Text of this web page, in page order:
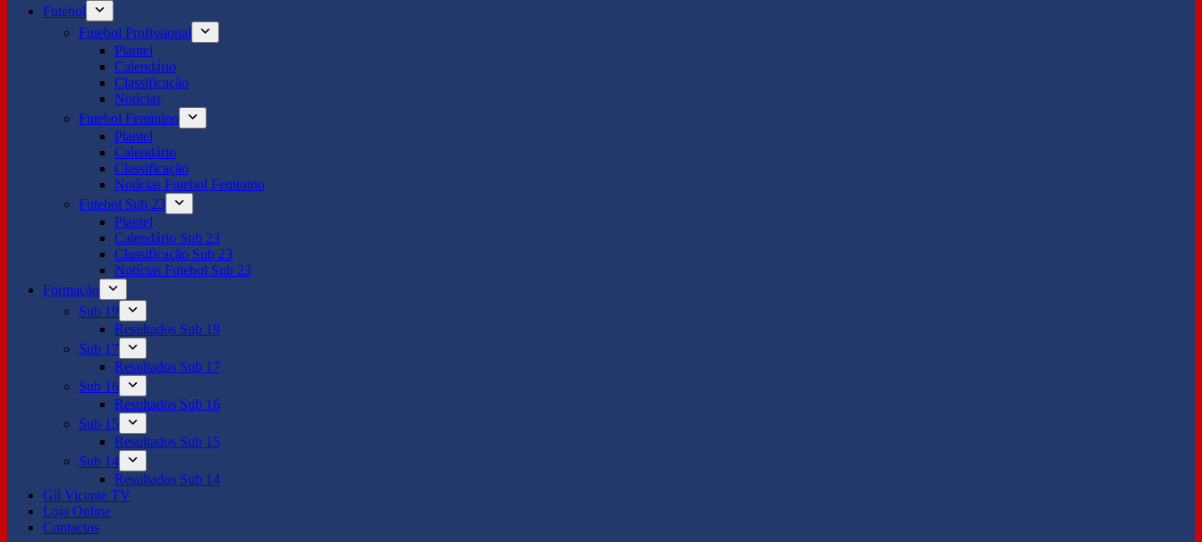
Futebol
Futebol Profissional
Plantel
Calendário
Classificação
Notícias
Futebol Feminino
Plantel
Calendário
Classificação
Notícias Futebol Feminino
Futebol Sub 23
Plantel
Calendário Sub 23
Classificação Sub 23
Notícias Futebol Sub 23
Formação
Sub 19
Resultados Sub 19
Sub 17
Resultados Sub 17
Sub 16
Resultados Sub 16
Sub 15
Resultados Sub 15
Sub 14
Resultados Sub 14
Gil Vicente TV
Loja Online
Contactos